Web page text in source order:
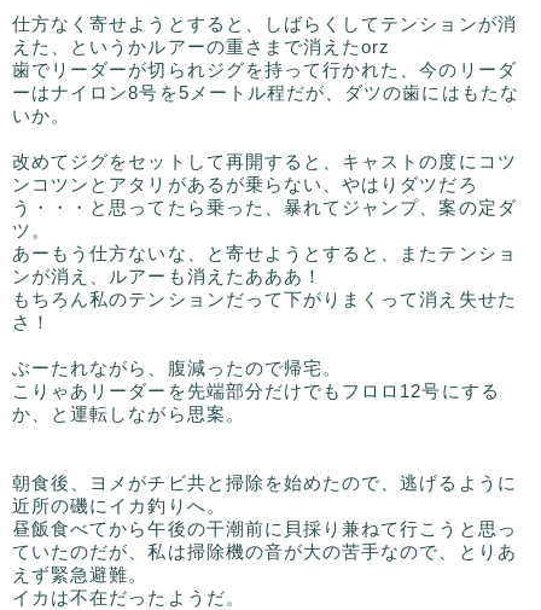
仕方なく寄せようとすると、しばらくしてテンションが消
えた、というかルアーの重さまで消えたorz
歯でリーダーが切られジグを持って行かれた、今のリーダ
ーはナイロン8号を5メートル程だが、ダツの歯にはもたな
いか。
改めてジグをセットして再開すると、キャストの度にコツ
ンコツンとアタリがあるが乗らない、やはりダツだろ
う・・・と思ってたら乗った、暴れてジャンプ、案の定ダ
ツ。
あーもう仕方ないな、と寄せようとすると、またテンショ
ンが消え、ルアーも消えたあああ！
もちろん私のテンションだって下がりまくって消え失せた
さ！
ぶーたれながら、腹減ったので帰宅。
こりゃあリーダーを先端部分だけでもフロロ12号にする
か、と運転しながら思案。
朝食後、ヨメがチビ共と掃除を始めたので、逃げるように
近所の磯にイカ釣りへ。
昼飯食べてから午後の干潮前に貝採り兼ねて行こうと思っ
ていたのだが、私は掃除機の音が大の苦手なので、とりあ
えず緊急避難。
イカは不在だったようだ。